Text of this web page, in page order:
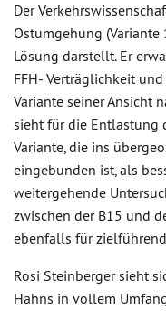
Der
Ostumgehung
Lösung darstellt. Er
FFH- Verträglichkeit
Variante seiner Ansicht
sieht für die Entlastung
Variante, die ins
eingebunden ist, als
weitergehende
zwischen der B15 und
ebenfalls für
Rosi Steinberger sieht
Hahns in vollem